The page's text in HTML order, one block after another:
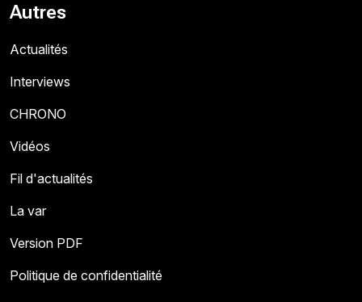
Autres
Actualités
Interviews
CHRONO
Vidéos
Fil d'actualités
La var
Version PDF
Politique de confidentialité